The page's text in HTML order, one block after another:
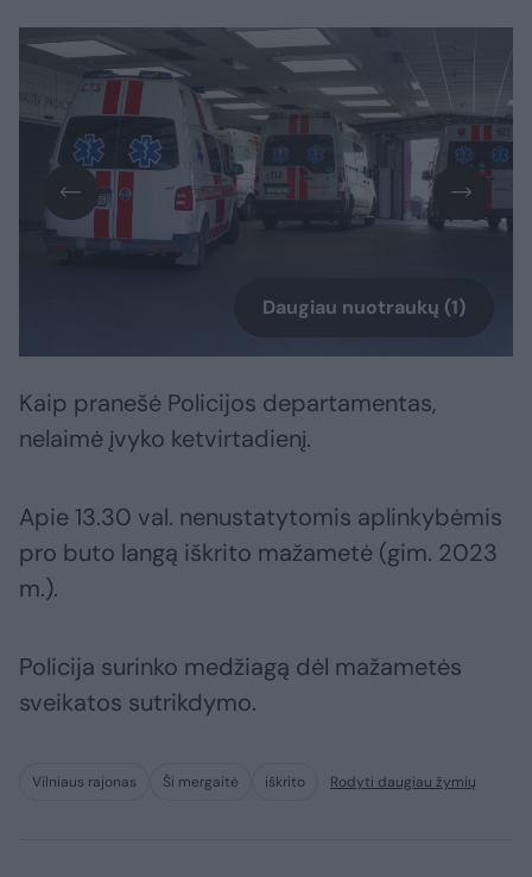
Daugiau nuotraukų (1)
Kaip pranešė Policijos departamentas,
nelaimė įvyko ketvirtadienį.
Apie 13.30 val. nenustatytomis aplinkybėmis
pro buto langą iškrito mažametė (gim. 2023
m.).
Policija surinko medžiagą dėl mažametės
sveikatos sutrikdymo.
Vilniaus rajonas Ši mergaitė iškrito Rodyti daugiau žymių